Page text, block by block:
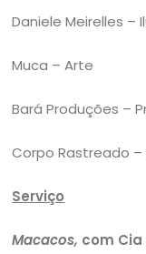
Daniele Meirelles –
Muca – Arte
Bará Produções –
Corpo Rastreado –
Serviço
Macacos, com Cia